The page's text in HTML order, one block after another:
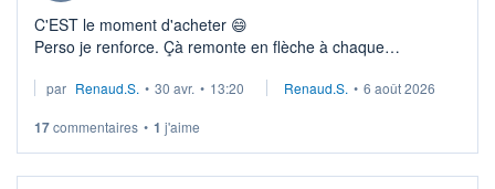
C'EST le moment d'acheter 😄​
Perso je renforce. Çà remonte en flèche à chaque
Investissement long terme tip top pour sa retraite.
par Renaud.S. • 30 avr. • 13:20 Renaud.S. • 6 août 2026
17commentaires • 1 j'aime